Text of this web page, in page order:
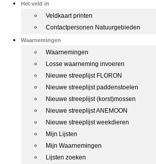
Het veld in
Veldkaart printen
Contactpersonen Natuurgebieden
Waarnemingen
Waarnemingen
Losse waarneming invoeren
Nieuwe streeplijst FLORON
Nieuwe streeplijst paddenstoelen
Nieuwe streeplijst (korst)mossen
Nieuwe streeplijst ANEMOON
Nieuwe streeplijst weekdieren
Mijn Lijsten
Mijn Waarnemingen
Lijsten zoeken